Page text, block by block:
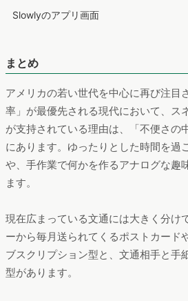
Slowlyのアプリ画面
まとめ
アメリカの若い世代を中心に再び注目
率」が最優先される現代において、ス
が支持されている理由は、「不便さの
にあります。ゆったりとした時間を過
や、手作業で何かを作るアナログな趣
ます。
現在広まっている文通には大きく分け
ーから毎月送られてくるポストカード
ブスクリプション型と、文通相手と手
型があります。